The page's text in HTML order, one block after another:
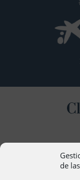
de
Ana